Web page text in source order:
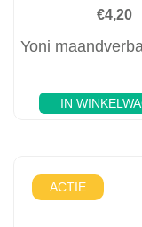
€4,20
Yoni
IN
ACTIE